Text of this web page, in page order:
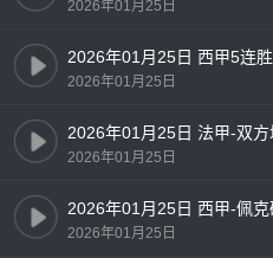
2026年01月25日
2026年01月25日
2026年01月25日 法甲-双
2026年01月25日
2026年01月25日